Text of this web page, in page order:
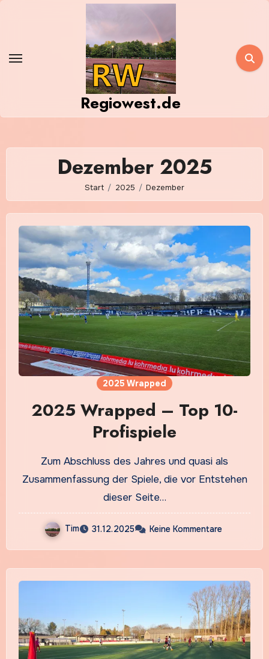
Regiowest.de
Dezember 2025
Start 2025 Dezember
2025 Wrapped
2025 Wrapped – Top 10-
Profispiele
Zum Abschluss des Jahres und quasi als
Zusammenfassung der Spiele, die vor Entstehen
dieser Seite…
Tim 31.12.2025 Keine Kommentare